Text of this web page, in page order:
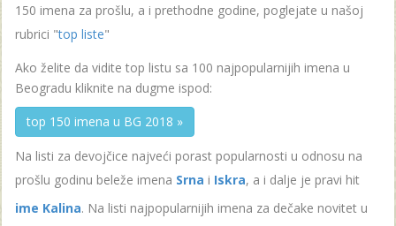
150 imena za prošlu, a i prethodne godine, poglejate u našoj
rubrici "top liste"
Ako želite da vidite top listu sa 100 najpopularnijih imena u
Beogradu kliknite na dugme ispod:
top 150 imena u BG 2018 »
Na listi za devojčice najveći porast popularnosti u odnosu na
prošlu godinu beleže imena Srna i Iskra, a i dalje je pravi hit
ime Kalina. Na listi najpopularnijih imena za dečake novitet u